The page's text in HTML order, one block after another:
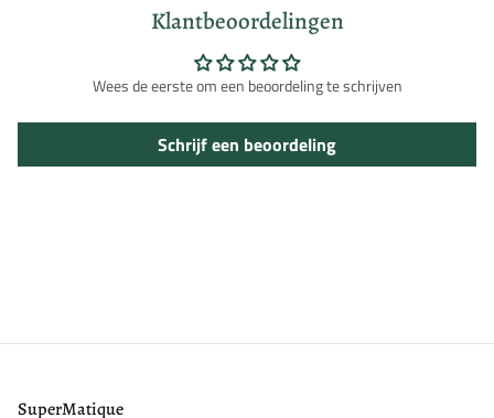
Klantbeoordelingen
Wees de eerste om een beoordeling te schrijven
Schrijf een beoordeling
SuperMatique